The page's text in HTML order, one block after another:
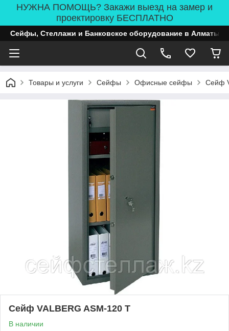
НУЖНА ПОМОЩЬ? Закажи выезд на замер и
проектировку БЕСПЛАТНО
Сейфы, Стеллажи и Банковское оборудование в Алматы
Товары и услуги Сейфы Офисные сейфы Сейф
Сейф VALBERG ASM-120 T
В наличии